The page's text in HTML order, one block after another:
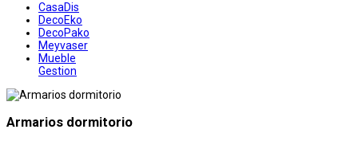
CasaDis
DecoEko
DecoPako
Meyvaser
Mueble
Gestion
Armarios dormitorio